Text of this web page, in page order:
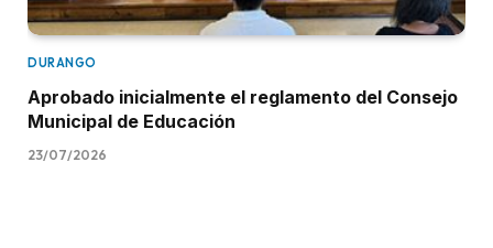
DURANGO
Aprobado inicialmente el reglamento del Consejo
Municipal de Educación
23/07/2026